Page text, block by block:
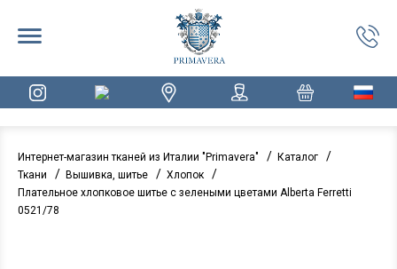
Интернет-магазин тканей из Италии "Primavera" / Каталог /
Ткани / Вышивка, шитье / Хлопок /
Плательное хлопковое шитье с зелеными цветами Alberta Ferretti
0521/78